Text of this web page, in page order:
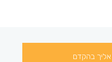
אליך בהקדם